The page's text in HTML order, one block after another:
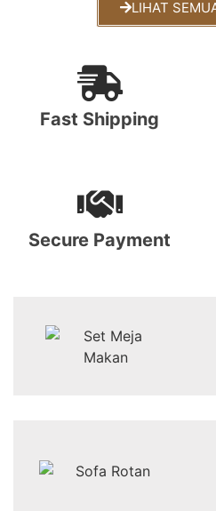
LIHAT
Fast Shipping
Secure Payment